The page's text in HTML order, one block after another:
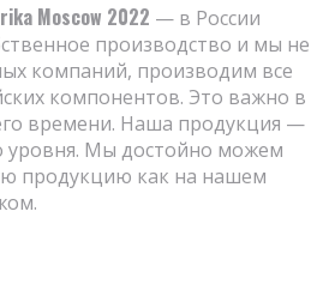
Moscow 2022 — в России
производство и мы не
компаний, производим все
компонентов. Это важно в
времени. Наша продукция —
уровня. Мы достойно можем
продукцию как на нашем